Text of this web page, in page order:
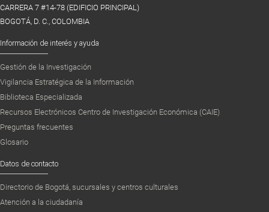
CARRERA 7 #14-78 (EDIFICIO PRINCIPAL)
BOGOTÁ, D. C., COLOMBIA
Información de interés y ayuda
Gestión de la Investigación
Vigilancia Estratégica de la Información
Biblioteca Especializada
Recursos Electrónicos Centro de Investigación Económica (CAIE)
Preguntas frecuentes
Glosario
Datos de contacto
Directorio de Bogotá, sucursales y centros culturales
Atención a la ciudadanía